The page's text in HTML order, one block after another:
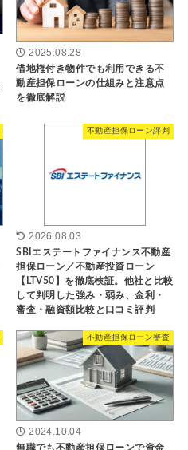
2025.08.28
借地権付き物件でも利用できる不
動産担保ローンの仕組みと注意点
を徹底解説
不動産担保ローン評判
2026.08.03
SBIエステートファイナンス不動産
担保ローン／不動産投資ローン
【LTV50】を徹底検証。他社と比較
して判明した強み・弱み、金利・
審査・融資額比較と口コミ評判
不動産担保ローン審査
2024.10.04
無職でも不動産担保ローンで資金